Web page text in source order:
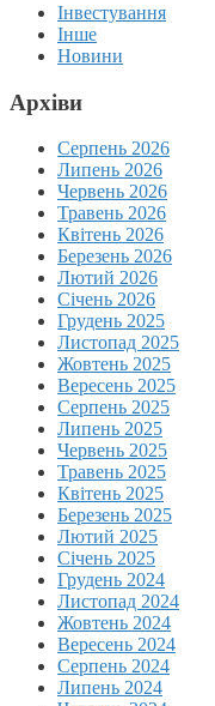
Інвестування
Інше
Новини
Архіви
Серпень 2026
Липень 2026
Червень 2026
Травень 2026
Квітень 2026
Березень 2026
Лютий 2026
Січень 2026
Грудень 2025
Листопад 2025
Жовтень 2025
Вересень 2025
Серпень 2025
Липень 2025
Червень 2025
Травень 2025
Квітень 2025
Березень 2025
Лютий 2025
Січень 2025
Грудень 2024
Листопад 2024
Жовтень 2024
Вересень 2024
Серпень 2024
Липень 2024